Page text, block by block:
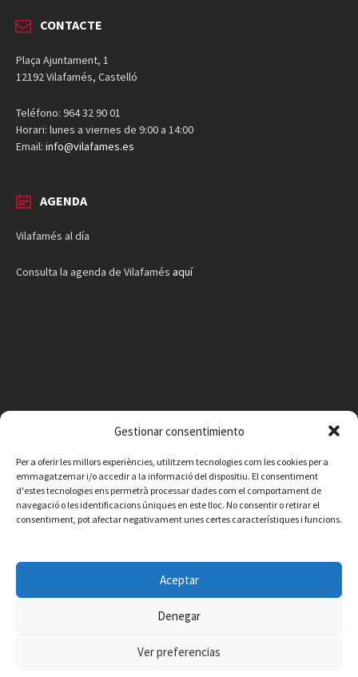
Gestionar consentimiento
Per a oferir les millors experiències, utilitzem tecnologies com les cookies per a
emmagatzemar i/o accedir a la informació del dispositiu. El consentiment
d'estes tecnologies ens permetrà processar dades com el comportament de
navegació o les identificacions úniques en este lloc. No consentir o retirar el
consentiment, pot afectar negativament unes certes característiques i funcions.
Aceptar
Denegar
Ver preferencias
CONTACTE
Plaça Ajuntament, 1
12192 Vilafamés, Castelló
Teléfono: 964 32 90 01
Horari: lunes a viernes de 9:00 a 14:00
Email: info@vilafames.es
AGENDA
Vilafamés al día
Consulta la agenda de Vilafamés aquí
Política de privacitat
© 2026 Ajuntament de Vilafamés - Desarrollada por